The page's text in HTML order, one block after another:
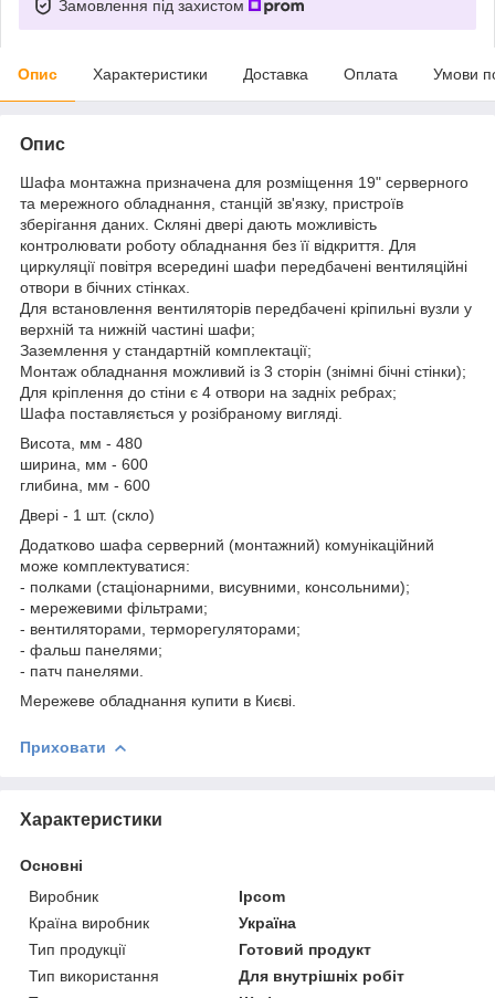
Замовлення під захистом
Опис Характеристики Доставка Оплата Умови
Опис
Шафа монтажна призначена для розміщення 19" серверного
та мережного обладнання, станцій зв'язку, пристроїв
зберігання даних. Скляні двері дають можливість
контролювати роботу обладнання без її відкриття. Для
циркуляції повітря всередині шафи передбачені вентиляційні
отвори в бічних стінках.
Для встановлення вентиляторів передбачені кріпильні вузли у
верхній та нижній частині шафи;
Заземлення у стандартній комплектації;
Монтаж обладнання можливий із 3 сторін (знімні бічні стінки);
Для кріплення до стіни є 4 отвори на задніх ребрах;
Шафа поставляється у розібраному вигляді.
Висота, мм - 480
ширина, мм - 600
глибина, мм - 600
Двері - 1 шт. (скло)
Додатково шафа серверний (монтажний) комунікаційний
може комплектуватися:
- полками (стаціонарними, висувними, консольними);
- мережевими фільтрами;
- вентиляторами, терморегуляторами;
- фальш панелями;
- патч панелями.
Мережеве обладнання купити в Києві.
Приховати
Характеристики
Основні
Виробник
Ipcom
Країна виробник
Україна
Тип продукції
Готовий продукт
Тип використання
Для внутрішніх робіт